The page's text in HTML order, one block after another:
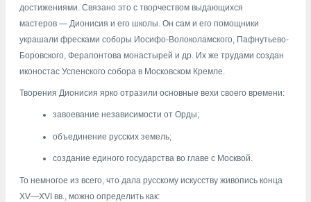
достижениями. Связано это с творчеством выдающихся
мастеров — Дионисия и его школы. Он сам и его помощники
украшали фресками соборы Иосифо-Волоколамского, Пафнутьево-
Боровского, Ферапонтова монастырей и др. Их же трудами создан
иконостас Успенского собора в Московском Кремле.
Творения Дионисия ярко отразили основные вехи своего времени:
завоевание независимости от Орды;
объединение русских земель;
создание единого государства во главе с Москвой.
То немногое из всего, что дала русскому искусству живопись конца
XV—XVI вв., можно определить как: